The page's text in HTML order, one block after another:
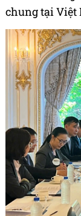
chung tại Việt